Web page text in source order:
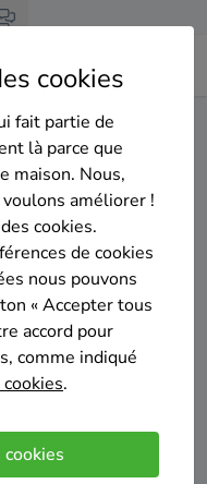
cookies
fait partie de
là parce que
maison. Nous,
améliorer !
cookies.
de cookies
nous pouvons
« Accepter tous
accord pour
comme indiqué
.
Malmedy
creux à